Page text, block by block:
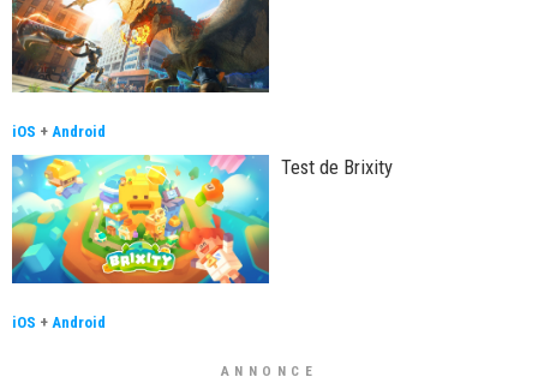
iOS + Android
Test de Brixity
iOS + Android
ANNONCE